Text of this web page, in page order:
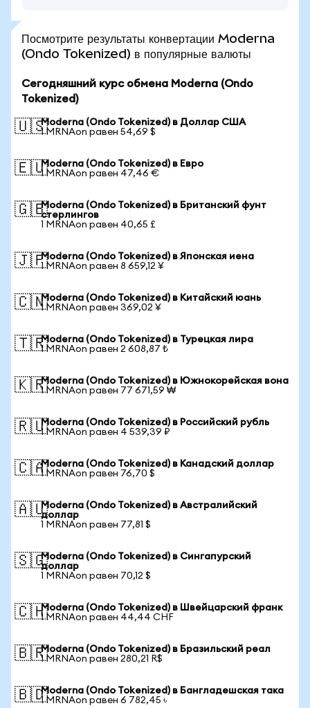
Посмотрите результаты конвертации Moderna
(Ondo Tokenized) в популярные валюты
Сегодняшний курс обмена Moderna (Ondo
Tokenized)
🇺🇸Moderna (Ondo Tokenized) в Доллар США
1 MRNAon равен 54,69 $
🇪🇺Moderna (Ondo Tokenized) в Евро
1 MRNAon равен 47,46 €
🇬🇧Moderna (Ondo Tokenized) в Британский фунт
стерлингов
1 MRNAon равен 40,65 £
🇯🇵Moderna (Ondo Tokenized) в Японская иена
1 MRNAon равен 8 659,12 ¥
🇨🇳Moderna (Ondo Tokenized) в Китайский юань
1 MRNAon равен 369,02 ¥
🇹🇷Moderna (Ondo Tokenized) в Турецкая лира
1 MRNAon равен 2 608,87 ₺
🇰🇷Moderna (Ondo Tokenized) в Южнокорейская вона
1 MRNAon равен 77 671,59 ₩
🇷🇺Moderna (Ondo Tokenized) в Российский рубль
1 MRNAon равен 4 539,39 ₽
🇨🇦Moderna (Ondo Tokenized) в Канадский доллар
1 MRNAon равен 76,70 $
🇦🇺Moderna (Ondo Tokenized) в Австралийский
доллар
1 MRNAon равен 77,81 $
🇸🇬Moderna (Ondo Tokenized) в Сингапурский
доллар
1 MRNAon равен 70,12 $
🇨🇭Moderna (Ondo Tokenized) в Швейцарский франк
1 MRNAon равен 44,44 CHF
🇧🇷Moderna (Ondo Tokenized) в Бразильский реал
1 MRNAon равен 280,21 R$
🇧🇩Moderna (Ondo Tokenized) в Бангладешская така
1 MRNAon равен 6 782,45 ৳